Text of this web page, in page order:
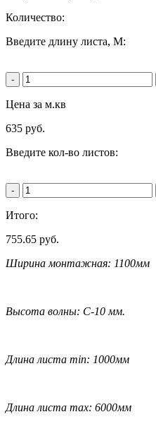
Количество:
Введите длину листа, М:
-
Цена за м.кв
635 руб.
Введите кол-во листов:
-
Итого:
755.65 руб.
Ширина монтажная: 1100мм
Высота волны: C-10 мм.
Длина листа min: 1000мм
Длина листа max: 6000мм